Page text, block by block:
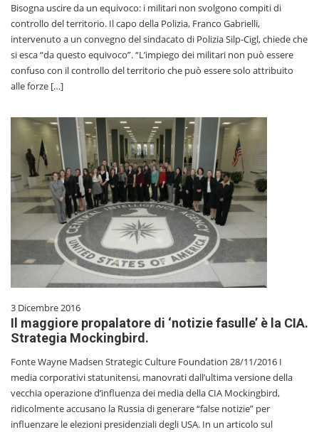
Bisogna uscire da un equivoco: i militari non svolgono compiti di
controllo del territorio. Il capo della Polizia, Franco Gabrielli,
intervenuto a un convegno del sindacato di Polizia Silp-Cigl, chiede che
si esca “da questo equivoco”. “L’impiego dei militari non può essere
confuso con il controllo del territorio che può essere solo attribuito
alle forze […]
3 Dicembre 2016
Il maggiore propalatore di ‘notizie fasulle’ è la CIA.
Strategia Mockingbird.
Fonte Wayne Madsen Strategic Culture Foundation 28/11/2016 I
media corporativi statunitensi, manovrati dall’ultima versione della
vecchia operazione d’influenza dei media della CIA Mockingbird,
ridicolmente accusano la Russia di generare “false notizie” per
influenzare le elezioni presidenziali degli USA. In un articolo sul